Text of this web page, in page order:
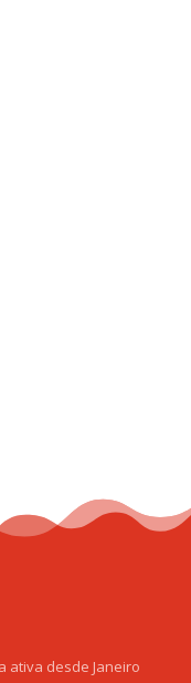
ativa desde Janeiro